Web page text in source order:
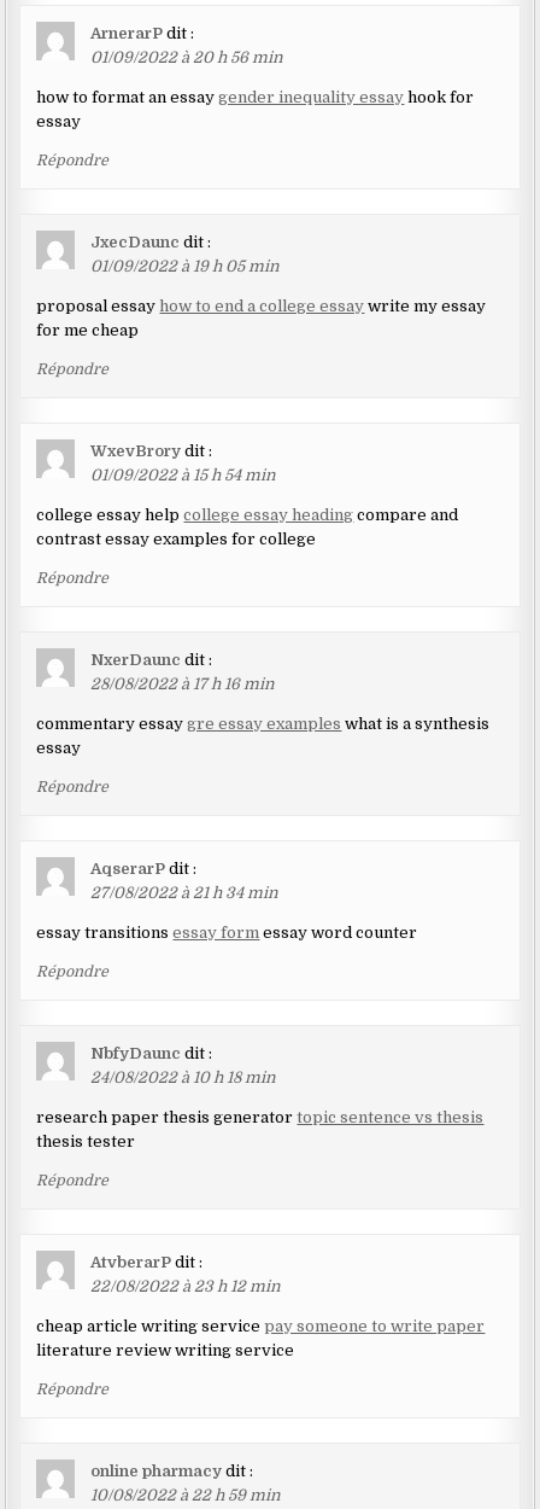
ArnerarP dit :
01/09/2022 à 20 h 56 min
how to format an essaygender inequality essay hook for
essay
Répondre
JxecDaunc dit :
01/09/2022 à 19 h 05 min
proposal essay how to end a college essay write my essay
for me cheap
Répondre
WxevBrory dit :
01/09/2022 à 15 h 54 min
college essay helpcollege essay heading compare and
contrast essay examples for college
Répondre
NxerDaunc dit :
28/08/2022 à 17 h 16 min
commentary essaygre essay examples what is a synthesis
essay
Répondre
AqserarP dit :
27/08/2022 à 21 h 34 min
essay transitionsessay form essay word counter
Répondre
NbfyDaunc dit :
24/08/2022 à 10 h 18 min
research paper thesis generatortopic sentence vs thesis
thesis tester
Répondre
AtvberarP dit :
22/08/2022 à 23 h 12 min
cheap article writing servicepay someone to write paper
literature review writing service
Répondre
online pharmacy dit :
10/08/2022 à 22 h 59 min